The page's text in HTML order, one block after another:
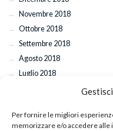
Per fornire le migliori
memorizzare e/o accedere alle
Novembre 2018
Ottobre 2018
Settembre 2018
Agosto 2018
Luglio 2018
ARTICOLI RECENTI